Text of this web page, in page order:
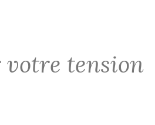
tension